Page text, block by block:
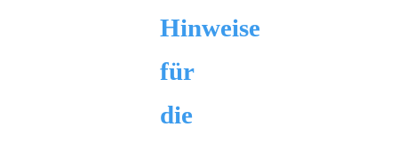
Hinweise
für
die